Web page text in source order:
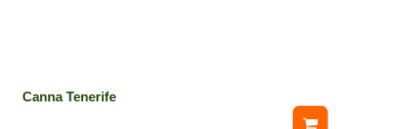
Canna Tenerife